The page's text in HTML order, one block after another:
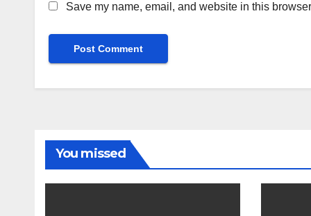
Save my name, email, and website in this
You missed